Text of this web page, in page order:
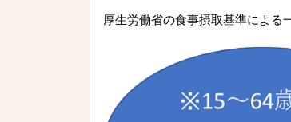
厚生労働省の食事摂取基準による